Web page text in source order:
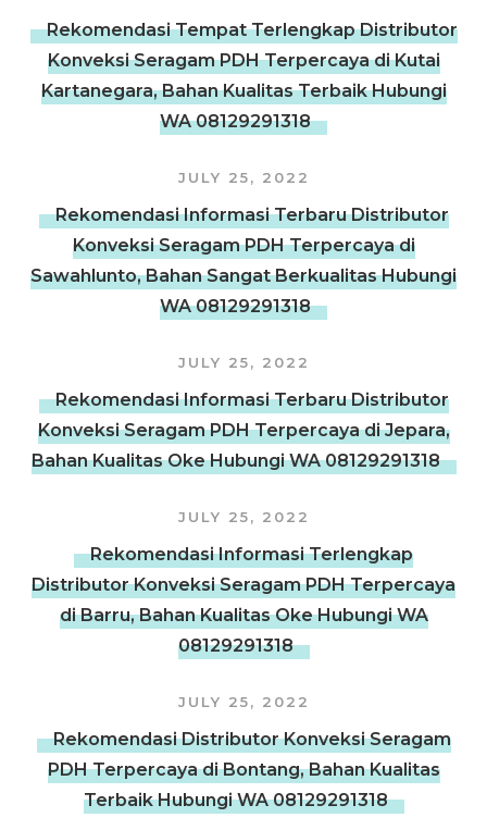
Rekomendasi Tempat Terlengkap Distributor
Konveksi Seragam PDH Terpercaya di Kutai
Kartanegara, Bahan Kualitas Terbaik Hubungi
WA 08129291318
JULY 25, 2022
Rekomendasi Informasi Terbaru Distributor
Konveksi Seragam PDH Terpercaya di
Sawahlunto, Bahan Sangat Berkualitas Hubungi
WA 08129291318
JULY 25, 2022
Rekomendasi Informasi Terbaru Distributor
Konveksi Seragam PDH Terpercaya di Jepara,
Bahan Kualitas Oke Hubungi WA 08129291318
JULY 25, 2022
Rekomendasi Informasi Terlengkap
Distributor Konveksi Seragam PDH Terpercaya
di Barru, Bahan Kualitas Oke Hubungi WA
08129291318
JULY 25, 2022
Rekomendasi Distributor Konveksi Seragam
PDH Terpercaya di Bontang, Bahan Kualitas
Terbaik Hubungi WA 08129291318